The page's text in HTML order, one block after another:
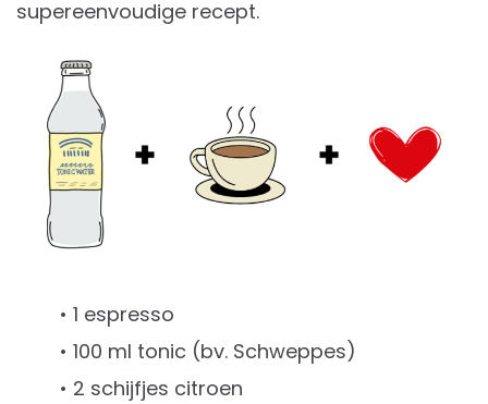
supereenvoudige recept.
• 1 espresso
• 100 ml tonic (bv. Schweppes)
• 2 schijfjes citroen